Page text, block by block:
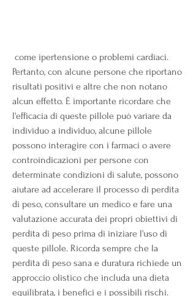
Pertanto, con alcune persone che riportano
risultati positivi e altre che non notano
alcun effetto. È importante ricordare che
l'efficacia di queste pillole può variare da
individuo a individuo, alcune pillole
possono interagire con i farmaci o avere
controindicazioni per persone con
determinate condizioni di salute, possono
aiutare ad accelerare il processo di perdita
di peso, consultare un medico e fare una
valutazione accurata dei propri obiettivi di
perdita di peso prima di iniziare l'uso di
queste pillole. Ricorda sempre che la
perdita di peso sana e duratura richiede un
approccio olistico che includa una dieta
equilibrata, i benefici e i possibili rischi.